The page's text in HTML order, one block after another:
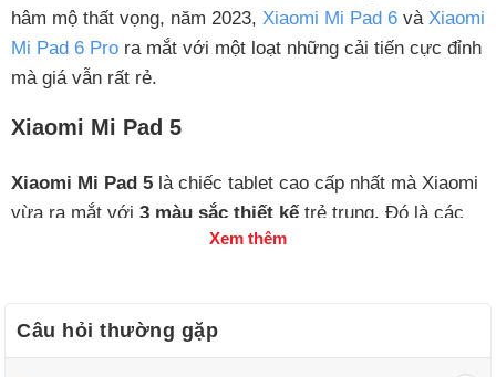
hâm mộ thất vọng, năm 2023, Xiaomi Mi Pad 6 và Xiaomi
Mi Pad 6 Pro ra mắt với một loạt những cải tiến cực đỉnh
mà giá vẫn rất rẻ.
Xiaomi Mi Pad 5
Xiaomi Mi Pad 5 là chiếc tablet cao cấp nhất mà Xiaomi
vừa ra mắt với 3 màu sắc thiết kếtrẻ trung. Đó là các
xanh lá, trắng, và đenvới thiết kế vuông vức và
Xem thêm
Câu hỏi thường gặp